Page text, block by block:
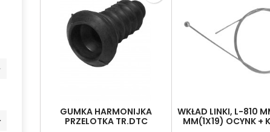
GUMKA HARMONIJKA
PRZELOTKA TR.DTC
WKŁAD LINKI, L-810
MM(1X19) OCYNK +